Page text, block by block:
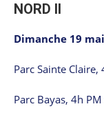
NORD II
Dimanche 19
Parc Sainte Claire,
Parc Bayas, 4h